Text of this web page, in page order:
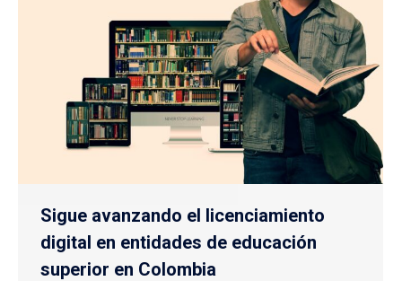
Sigue avanzando el licenciamiento
digital en entidades de educación
superior en Colombia